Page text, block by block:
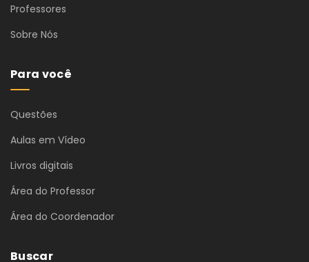
Professores
Sobre Nós
Para você
Questões
Aulas em Vídeo
Livros digitais
Área do Professor
Área do Coordenador
Buscar